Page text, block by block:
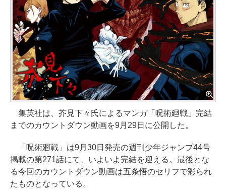
集英社は、芥見下々氏によるマンガ「呪術廻戦」完結
までのカウントダウン動画を9月29日に公開した。
「呪術廻戦」は9月30日発売の週刊少年ジャンプ44号
掲載の第271話にて、いよいよ完結を迎える。最後とな
る今回のカウントダウン動画は五条悟のセリフで彩られ
たものとなっている。